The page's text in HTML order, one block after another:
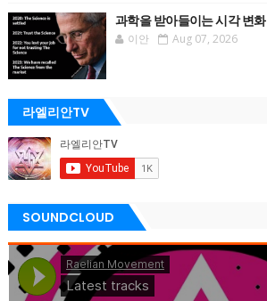
과학을 받아들이는 시각 변화
이안 Aug 07, 2026
라엘리안TV
SOUNDCLOUD